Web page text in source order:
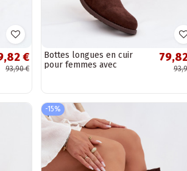
€
93,90 €
Bottes longues en cuir
pour femmes avec
-15%